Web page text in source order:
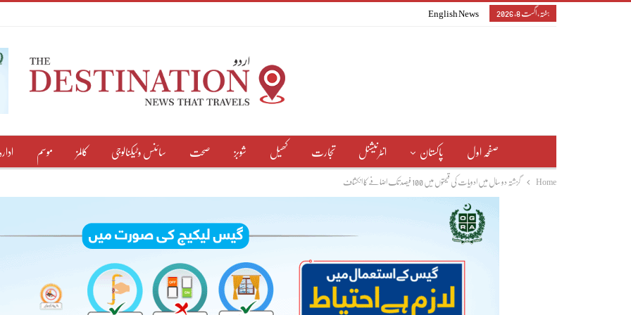
ہفتہ, اگست 8, 2026 English News
صفحہ اول پاکستان انٹرنیشنل تجارت کھیل شوبز صحت سائنس وٹیکنالوجی کالمز موسم ادارہ
Home گزشتہ دو سال میں ادویات کی قیمتوں میں 100 فیصد تک اضافے کا انکشاف